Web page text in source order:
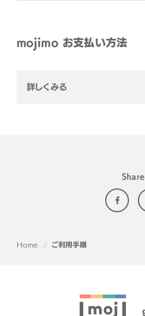
mojimo お支払い方法
詳しくみる
Share
Home ご利用手順